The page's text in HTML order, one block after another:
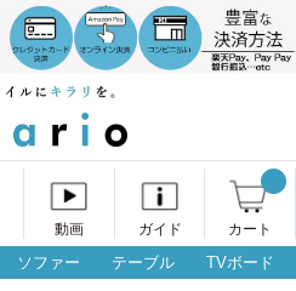
動画 ガイド カート
ソファー テーブル TVボード